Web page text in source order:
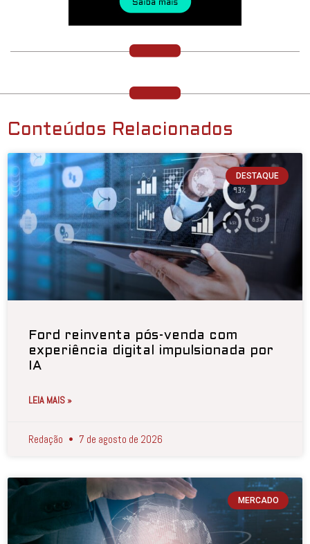
Conteúdos Relacionados
DESTAQUE
Ford reinventa pós-venda com
experiência digital impulsionada por
IA
LEIA MAIS »
Redação 7 de agosto de 2026
MERCADO